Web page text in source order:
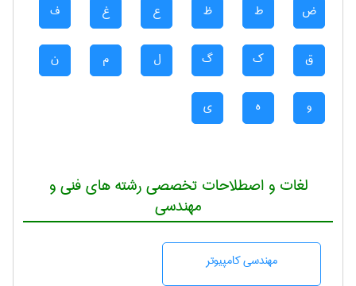
ض ط ظ ع غ ف
ق ک گ ل م ن
و ه ی
لغات و اصطلاحات تخصصی رشته های فنی و
مهندسی
مهندسی كامپيوتر